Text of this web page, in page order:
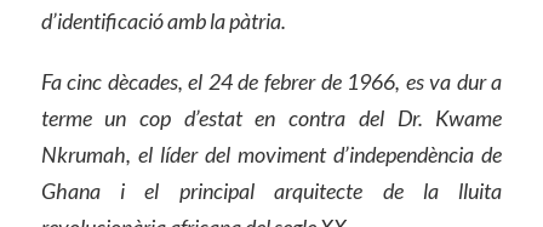
d’identificació amb la pàtria.
Fa cinc dècades, el 24 de febrer de 1966, es va dur a
terme un cop d’estat en contra del Dr. Kwame
Nkrumah, el líder del moviment d’independència de
Ghana i el principal arquitecte de la lluita